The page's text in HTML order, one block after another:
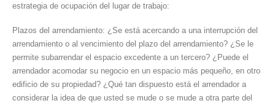
estrategia de ocupación del lugar de trabajo:
Plazos del arrendamiento: ¿Se está acercando a una interrupción del
arrendamiento o al vencimiento del plazo del arrendamiento? ¿Se le
permite subarrendar el espacio excedente a un tercero? ¿Puede el
arrendador acomodar su negocio en un espacio más pequeño, en otro
edificio de su propiedad? ¿Qué tan dispuesto está el arrendador a
considerar la idea de que usted se mude o se mude a otra parte del